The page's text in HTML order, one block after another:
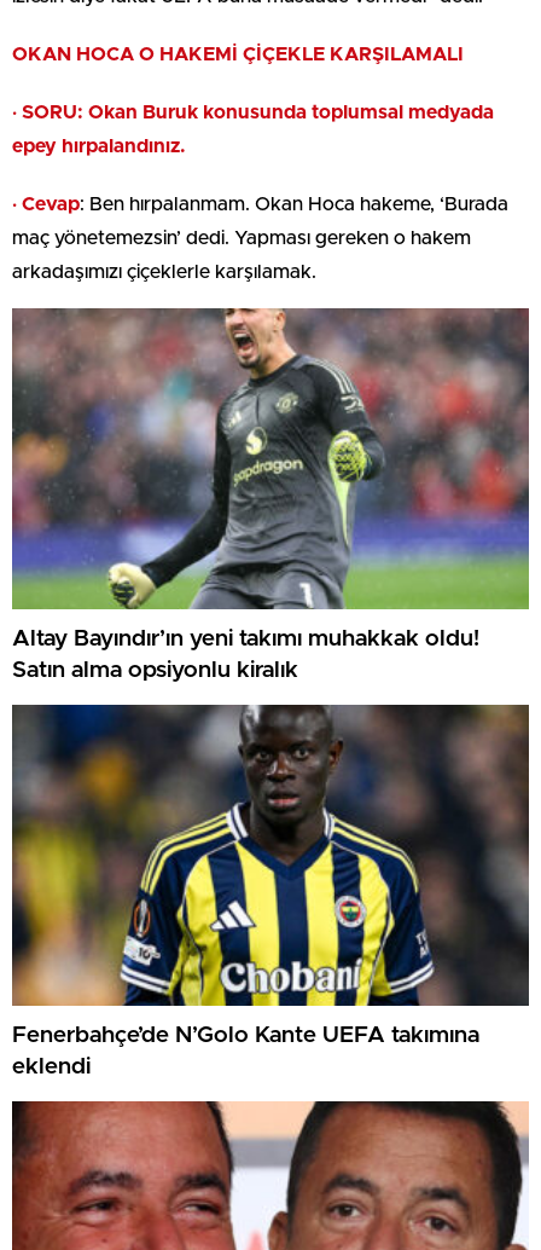
OKAN HOCA O HAKEMİ ÇİÇEKLE KARŞILAMALI
· SORU: Okan Buruk konusunda toplumsal medyada
epey hırpalandınız.
· Cevap: Ben hırpalanmam. Okan Hoca hakeme, ‘Burada
maç yönetemezsin’ dedi. Yapması gereken o hakem
arkadaşımızı çiçeklerle karşılamak.
Altay Bayındır’ın yeni takımı muhakkak oldu!
Satın alma opsiyonlu kiralık
Fenerbahçe’de N’Golo Kante UEFA takımına
eklendi